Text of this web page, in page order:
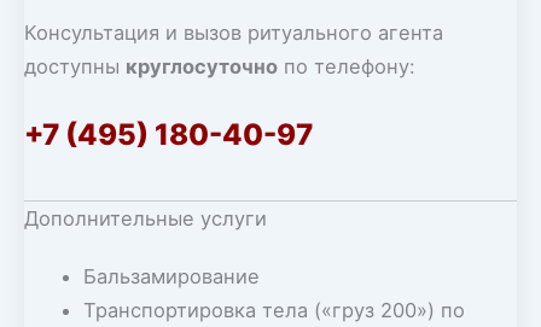
Консультация и вызов ритуального агента
доступны круглосуточно по телефону:
+7 (495) 180-40-97
Дополнительные услуги
Бальзамирование
Транспортировка тела («груз 200») по